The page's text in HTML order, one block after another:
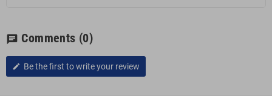
chat Comments (0)
edit Be the first to write your review